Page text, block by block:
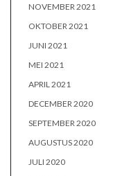
NOVEMBER 2021
OKTOBER 2021
JUNI 2021
MEI 2021
APRIL 2021
DECEMBER 2020
SEPTEMBER 2020
AUGUSTUS 2020
JULI 2020